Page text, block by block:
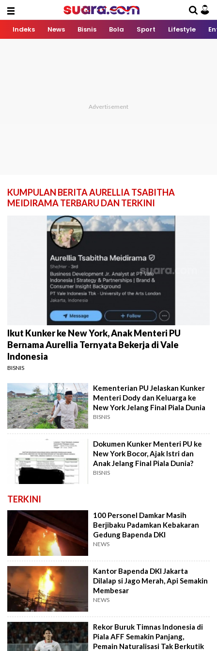
Indeks News Bisnis Bola Sport Lifestyle
KUMPULAN BERITA AURELLIA TSABITHA
MEIDIRAMA TERBARU DAN TERKINI
Ikut Kunker ke New York, Anak Menteri PU
Bernama Aurellia Ternyata Bekerja di Vale
Indonesia
BISNIS
Kementerian PU Jelaskan Kunker
Menteri Dody dan Keluarga ke
New York Jelang Final Piala Dunia
BISNIS
Dokumen Kunker Menteri PU ke
New York Bocor, Ajak Istri dan
Anak Jelang Final Piala Dunia?
BISNIS
TERKINI
100 Personel Damkar Masih
Berjibaku Padamkan Kebakaran
Gedung Bapenda DKI
NEWS
Kantor Bapenda DKI Jakarta
Dilalap si Jago Merah, Api Semakin
Membesar
NEWS
Rekor Buruk Timnas Indonesia di
Piala AFF Semakin Panjang,
Pemain Naturalisasi Tak Berkutik